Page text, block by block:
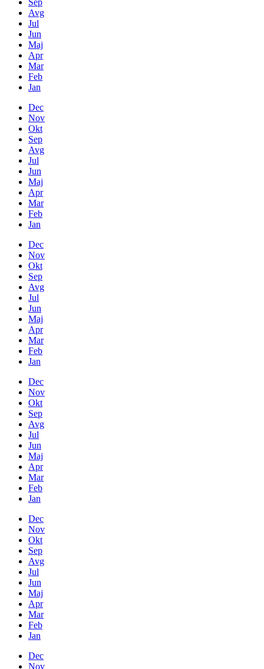
Avg
Jul
Jun
Maj
Apr
Mar
Feb
Jan
Dec
Nov
Okt
Sep
Avg
Jul
Jun
Maj
Apr
Mar
Feb
Jan
Dec
Nov
Okt
Sep
Avg
Jul
Jun
Maj
Apr
Mar
Feb
Jan
Dec
Nov
Okt
Sep
Avg
Jul
Jun
Maj
Apr
Mar
Feb
Jan
Dec
Nov
Okt
Sep
Avg
Jul
Jun
Maj
Apr
Mar
Feb
Jan
Dec
Nov